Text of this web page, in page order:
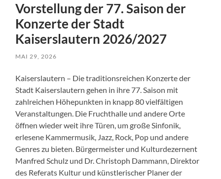
Vorstellung der 77. Saison der
Konzerte der Stadt
Kaiserslautern 2026/2027
MAI 29, 2026
Kaiserslautern – Die traditionsreichen Konzerte der
Stadt Kaiserslautern gehen in ihre 77. Saison mit
zahlreichen Höhepunkten in knapp 80 vielfältigen
Veranstaltungen. Die Fruchthalle und andere Orte
öffnen wieder weit ihre Türen, um große Sinfonik,
erlesene Kammermusik, Jazz, Rock, Pop und andere
Genres zu bieten. Bürgermeister und Kulturdezernent
Manfred Schulz und Dr. Christoph Dammann, Direktor
des Referats Kultur und künstlerischer Planer der